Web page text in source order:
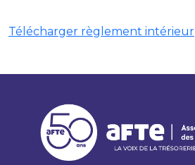
Télécharger règlement intérieur